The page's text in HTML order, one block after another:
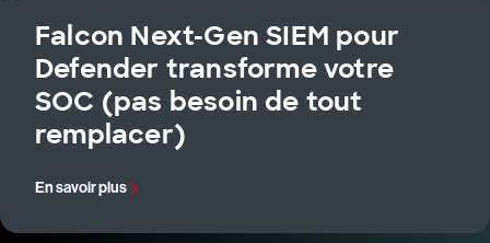
Falcon Next-Gen SIEM pour
Defender transforme votre
SOC (pas besoin de tout
remplacer)
En savoir plus